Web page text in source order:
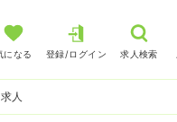
になる 登録/ログイン 求人検索
人